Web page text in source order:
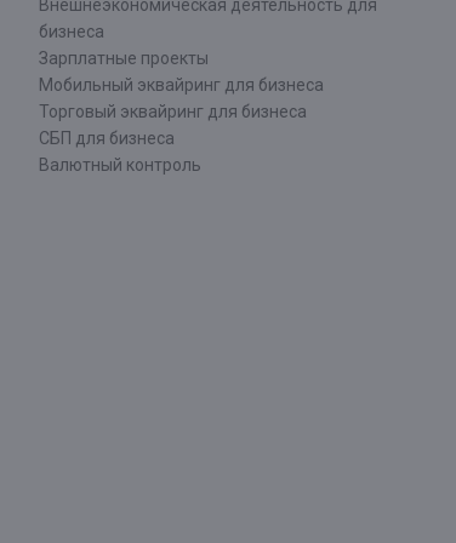
Внешнеэкономическая деятельность для
бизнеса
Зарплатные проекты
Мобильный эквайринг для бизнеса
Торговый эквайринг для бизнеса
СБП для бизнеса
Валютный контроль